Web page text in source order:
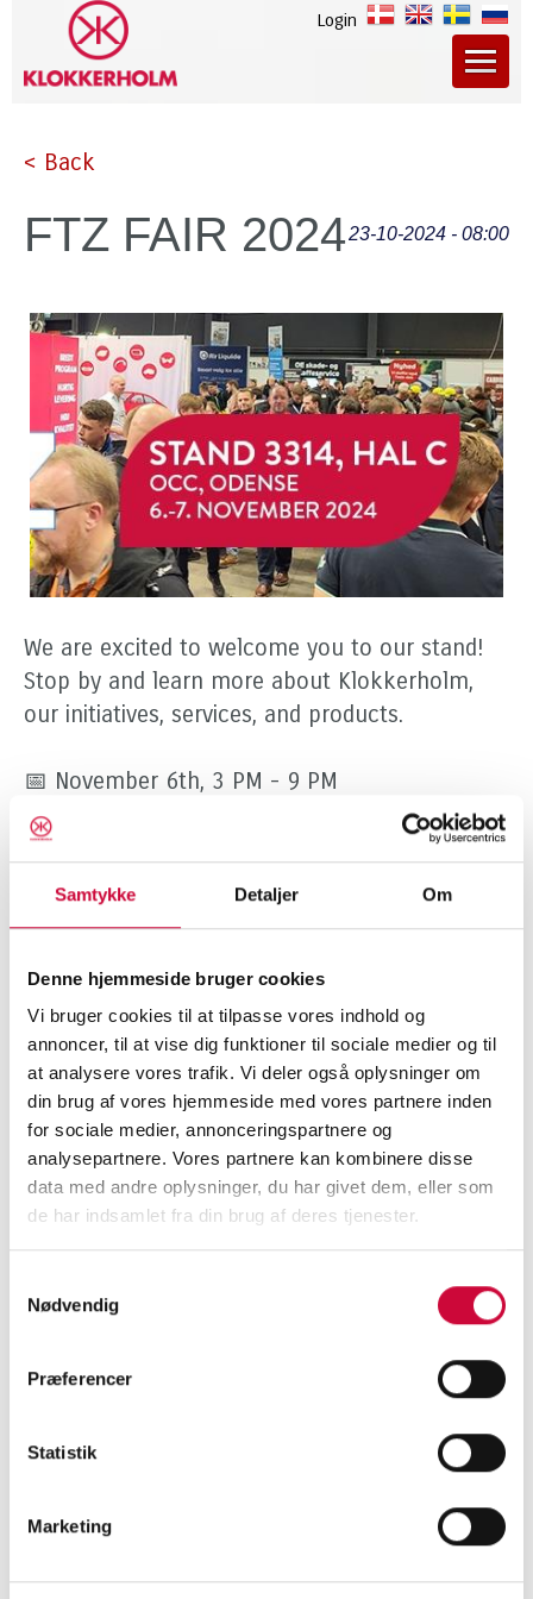
Samtykke Detaljer Om
Denne hjemmeside bruger cookies
Vi bruger cookies til at tilpasse vores indhold og
annoncer, til at vise dig funktioner til sociale medier og til
at analysere vores trafik. Vi deler også oplysninger om
din brug af vores hjemmeside med vores partnere inden
for sociale medier, annonceringspartnere og
analysepartnere. Vores partnere kan kombinere disse
data med andre oplysninger, du har givet dem, eller som
de har indsamlet fra din brug af deres tjenester.
Nødvendig
Præferencer
Statistik
Marketing
Login
< Back
FTZ FAIR 202423-10-2024 - 08:00
We are excited to welcome you to our stand!
Stop by and learn more about Klokkerholm,
our initiatives, services, and products.
📅 November 6th, 3 PM - 9 PM
📅 November 7th, 1 PM - 9 PM
📍 Odense Congress Center
➡️ Hall C, stand 3314
discussing how we can support your business
with our wide range of aftermarket spare
parts, high quality, and fast delivery.
See you in Odense!
< Back
CONTACT US TODAY
and learn more about our